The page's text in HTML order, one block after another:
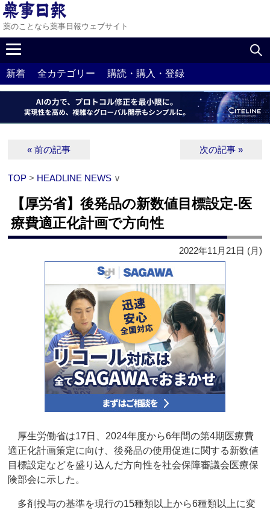
薬のことなら薬事日報ウェブサイト
新着 全カテゴリー 購読・購入・登録
« 前の記事 次の記事 »
TOP > HEADLINE NEWS ∨
【厚労省】後発品の新数値目標設定‐医
療費適正化計画で方向性
2022年11月21日 (月)
厚生労働省は17日、2024年度から6年間の第4期医療費
適正化計画策定に向け、後発品の使用促進に関する新数値
目標設定などを盛り込んだ方向性を社会保障審議会医療保
険部会に示した。
多剤投与の基準を現行の15種類以上から6種類以上に変